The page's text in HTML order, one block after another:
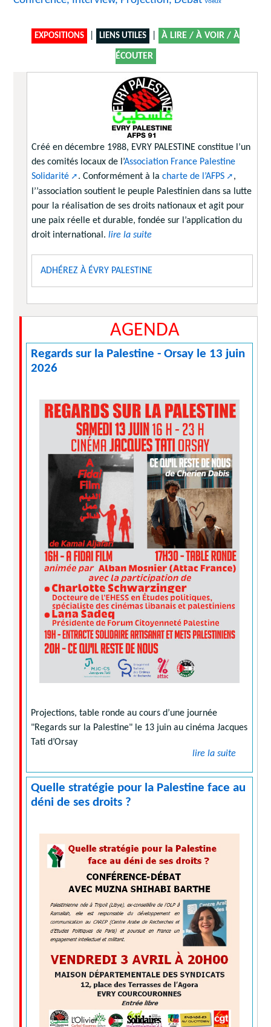
Voeux
EXPOSITIONS LIENS UTILES À LIRE / À VOIR / À
ÉCOUTER
Créé en décembre 1988, EVRY PALESTINE constitue l’un
des comités locaux de l’Association France Palestine
Solidarité
. Conformément à la charte de l’AFPS
,
l’’association soutient le peuple Palestinien dans sa lutte
pour la réalisation de ses droits nationaux et agit pour
une paix réelle et durable, fondée sur l’application du
droit international. lire la suite
ADHÉREZ À ÉVRY PALESTINE
AGENDA
Regards sur la Palestine - Orsay le 13 juin
2026
Projections, table ronde au cours d’une journée
"Regards sur la Palestine" le 13 juin au cinéma Jacques
Tati d’Orsay
lire la suite
Quelle stratégie pour la Palestine face au
déni de ses droits ?